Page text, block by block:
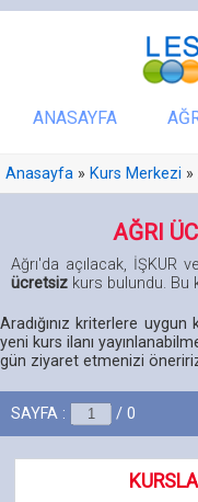
ANASAYFA
Anasayfa » Kurs Merkezi »
AĞRI
Ağrı'da açılacak, İŞKUR
ücretsiz kurs bulundu. Bu
Aradığınız kriterlere
yeni kurs ilanı
gün ziyaret etmenizi
SAYFA : / 0